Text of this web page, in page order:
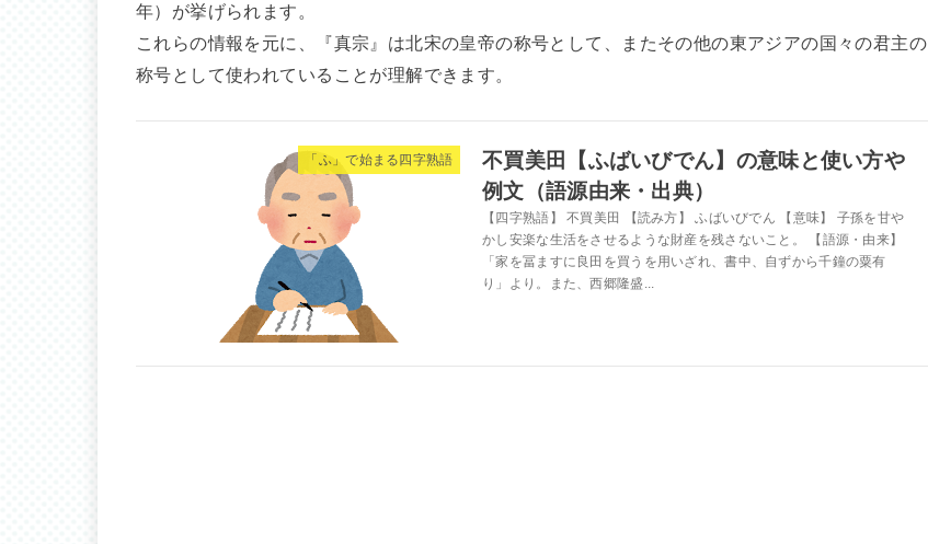
年）が挙げられます。
これらの情報を元に、『真宗』は北宋の皇帝の称号として、またその他の東アジアの国々の君主の
称号として使われていることが理解できます。
「ふ」で始まる四字熟語
不買美田【ふばいびでん】の意味と使い方や
例文（語源由来・出典）
【四字熟語】 不買美田 【読み方】 ふばいびでん 【意味】 子孫を甘や
かし安楽な生活をさせるような財産を残さないこと。 【語源・由来】
「家を冨ますに良田を買うを用いざれ、書中、自ずから千鐘の粟有
り」より。また、西郷隆盛...